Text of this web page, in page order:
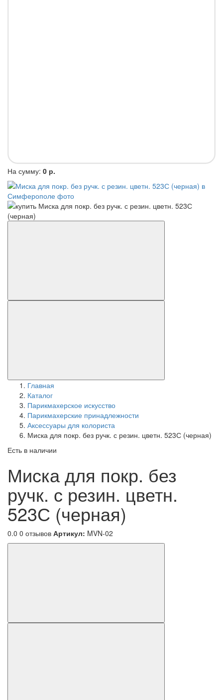
На сумму: 0 р.
Главная
Каталог
Парикмахерское искусство
Парикмахерские принадлежности
Аксессуары для колориста
Миска для покр. без ручк. с резин. цветн. 523С (черная)
Есть в наличии
Миска для покр. без
ручк. с резин. цветн.
523С (черная)
0.0 0 отзывов Артикул: MVN-02